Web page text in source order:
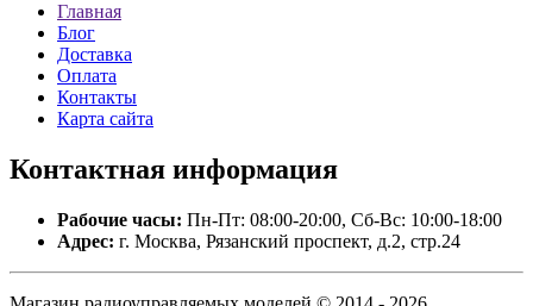
Главная
Блог
Доставка
Оплата
Контакты
Карта сайта
Контактная информация
Рабочие часы: Пн-Пт: 08:00-20:00, Сб-Вс: 10:00-18:00
Адрес: г. Москва, Рязанский проспект, д.2, стр.24